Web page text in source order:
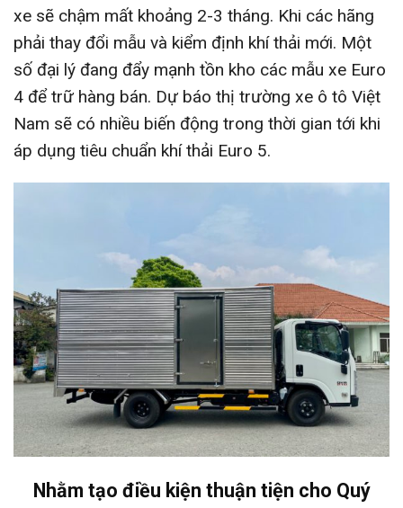
xe sẽ chậm mất khoảng 2-3 tháng. Khi các hãng
phải thay đổi mẫu và kiểm định khí thải mới. Một
số đại lý đang đẩy mạnh tồn kho các mẫu xe Euro
4 để trữ hàng bán. Dự báo thị trường xe ô tô Việt
Nam sẽ có nhiều biến động trong thời gian tới khi
áp dụng tiêu chuẩn khí thải Euro 5.
Nhằm tạo điều kiện thuận tiện cho Quý